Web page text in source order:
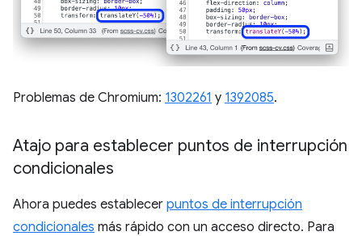
Problemas de Chromium: 1302261 y 1392085.
Atajo para establecer puntos de interrupción
condicionales
Ahora puedes establecer puntos de interrupción
condicionales más rápido con un acceso directo. Para